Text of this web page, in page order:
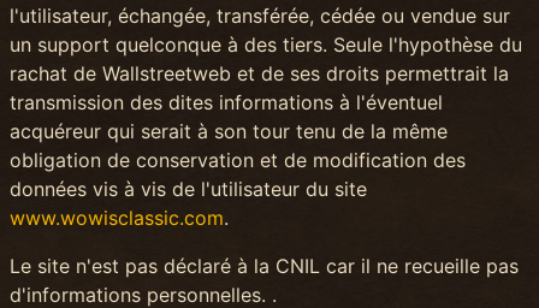
l'utilisateur, échangée, transférée, cédée ou vendue sur
un support quelconque à des tiers. Seule l'hypothèse du
rachat de Wallstreetweb et de ses droits permettrait la
transmission des dites informations à l'éventuel
acquéreur qui serait à son tour tenu de la même
obligation de conservation et de modification des
données vis à vis de l'utilisateur du site
www.wowisclassic.com.
Le site n'est pas déclaré à la CNIL car il ne recueille pas
d'informations personnelles. .